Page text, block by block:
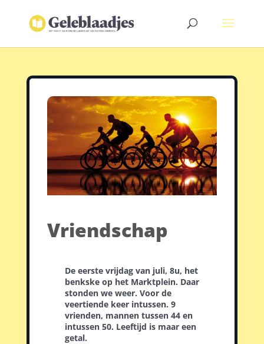
Vriendschap
De eerste vrijdag van juli, 8u, het
benkske op het Marktplein. Daar
stonden we weer. Voor de
veertiende keer intussen. 9
vrienden, mannen tussen 44 en
intussen 50. Leeftijd is maar een
getal.